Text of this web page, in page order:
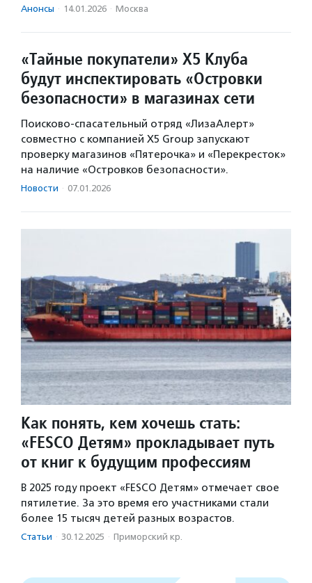
Анонсы · 14.01.2026 · Москва
«Тайные покупатели» Х5 Клуба
будут инспектировать «Островки
безопасности» в магазинах сети
Поисково-спасательный отряд «ЛизаАлерт»
совместно с компанией Х5 Group запускают
проверку магазинов «Пятерочка» и «Перекресток»
на наличие «Островков безопасности».
Новости · 07.01.2026
Как понять, кем хочешь стать:
«FESCO Детям» прокладывает путь
от книг к будущим профессиям
В 2025 году проект «FESCO Детям» отмечает свое
пятилетие. За это время его участниками стали
более 15 тысяч детей разных возрастов.
Статьи · 30.12.2025 · Приморский кр.